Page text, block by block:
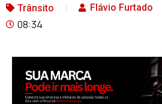
Trânsito Flávio Furtado
08:34